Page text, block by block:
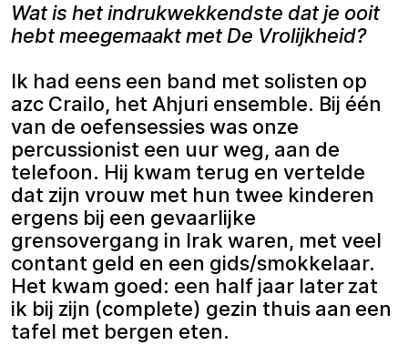
Wat is het indrukwekkendste dat je ooit
hebt meegemaakt met De Vrolijkheid?
Ik had eens een band met solisten op
azc Crailo, het Ahjuri ensemble. Bij één
van de oefensessies was onze
percussionist een uur weg, aan de
telefoon. Hij kwam terug en vertelde
dat zijn vrouw met hun twee kinderen
ergens bij een gevaarlijke
grensovergang in Irak waren, met veel
contant geld en een gids/smokkelaar.
Het kwam goed: een half jaar later zat
ik bij zijn (complete) gezin thuis aan een
tafel met bergen eten.